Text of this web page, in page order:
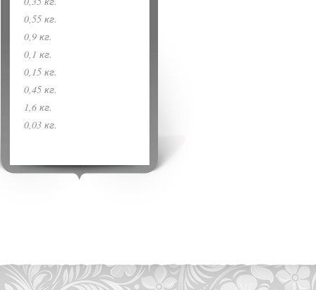
0,55 кг.
0,9 кг.
0,1 кг.
0,15 кг.
0,45 кг.
1,6 кг.
0,03 кг.